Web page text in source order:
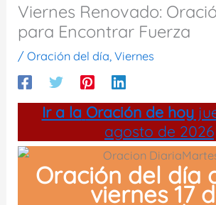
Viernes Renovado:
para Encontrar Fuerza
/Oración del día,Viernes
Ir a la Oración de hoy
agosto de 2026
Oración del día
viernes 17